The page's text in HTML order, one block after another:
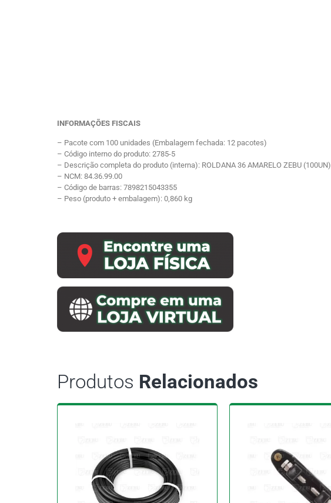
INFORMAÇÕES FISCAIS
– Pacote com 100 unidades (Embalagem fechada: 12 pacotes)
– Código interno do produto: 2785-5
– Descrição completa do produto (interna): ROLDANA 36 AMARELO ZEBU (100UN)
– NCM: 84.36.99.00
– Código de barras: 7898215043355
– Peso (produto + embalagem): 0,860 kg
Produtos Relacionados